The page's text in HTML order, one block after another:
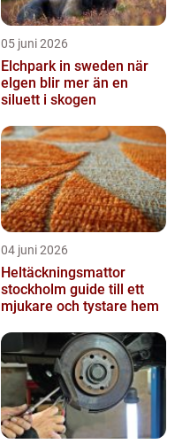
05 juni 2026
Elchpark in sweden när
elgen blir mer än en
siluett i skogen
04 juni 2026
Heltäckningsmattor
stockholm guide till ett
mjukare och tystare hem